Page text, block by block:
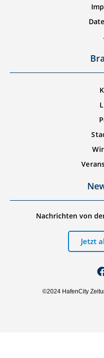
Nachrichten von
Jetzt
©2024 HafenCity